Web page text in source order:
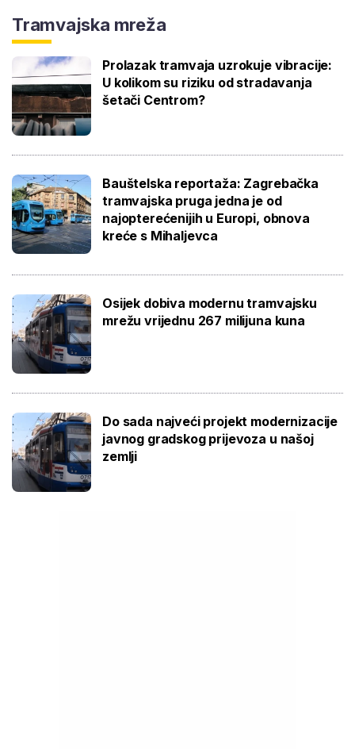
Tramvajska mreža
Prolazak tramvaja uzrokuje vibracije:
U kolikom su riziku od stradavanja
šetači Centrom?
Bauštelska reportaža: Zagrebačka
tramvajska pruga jedna je od
najopterećenijih u Europi, obnova
kreće s Mihaljevca
Osijek dobiva modernu tramvajsku
mrežu vrijednu 267 milijuna kuna
Do sada najveći projekt modernizacije
javnog gradskog prijevoza u našoj
zemlji